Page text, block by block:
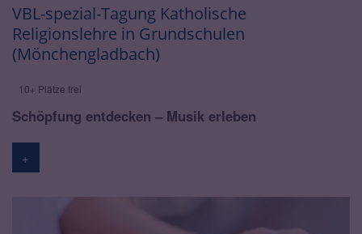
VBL-spezial-Tagung Katholische
Religionslehre in Grundschulen
(Mönchengladbach)
10+ Plätze frei
Schöpfung entdecken – Musik erleben
+